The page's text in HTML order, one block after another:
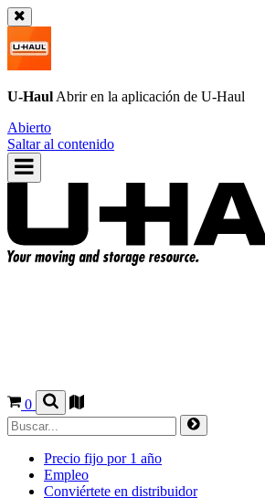
U-Haul Abrir en la aplicación de U-Haul
Abierto
Saltar al contenido
0
Precio fijo por 1 año
Empleo
Conviértete en distribuidor